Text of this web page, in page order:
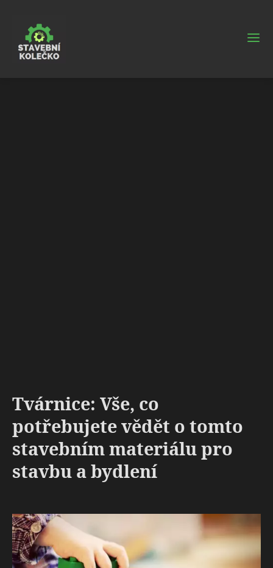
Tvárnice: Vše, co
potřebujete vědět o tomto
stavebním materiálu pro
stavbu a bydlení